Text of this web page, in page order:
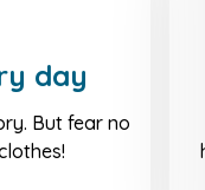
day
But fear no